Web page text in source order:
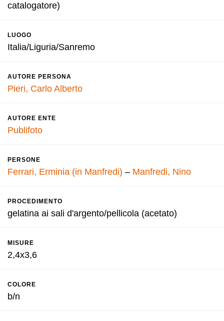
catalogatore)
LUOGO
Italia/Liguria/Sanremo
AUTORE PERSONA
Pieri, Carlo Alberto
AUTORE ENTE
Publifoto
PERSONE
Ferrari, Erminia (in Manfredi) – Manfredi, Nino
PROCEDIMENTO
gelatina ai sali d'argento/pellicola (acetato)
MISURE
2,4x3,6
COLORE
b/n